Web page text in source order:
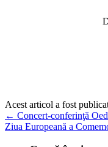
Acest articol a fost
← Concert-conferinţă
Ziua Europeană a